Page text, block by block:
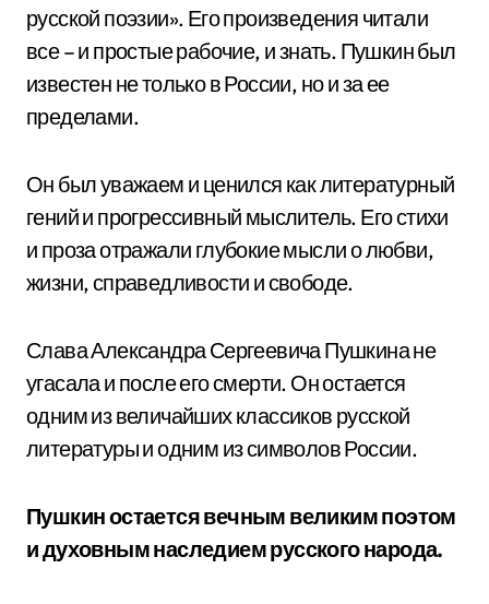
русской поэзии». Его произведения читали
все – и простые рабочие, и знать. Пушкин был
известен не только в России, но и за ее
пределами.
Он был уважаем и ценился как литературный
гений и прогрессивный мыслитель. Его стихи
и проза отражали глубокие мысли о любви,
жизни, справедливости и свободе.
Слава Александра Сергеевича Пушкина не
угасала и после его смерти. Он остается
одним из величайших классиков русской
литературы и одним из символов России.
Пушкин остается вечным великим поэтом
и духовным наследием русского народа.